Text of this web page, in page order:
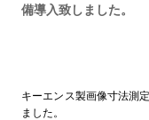
備導入致しました。
キーエンス製画像寸法測
ました。